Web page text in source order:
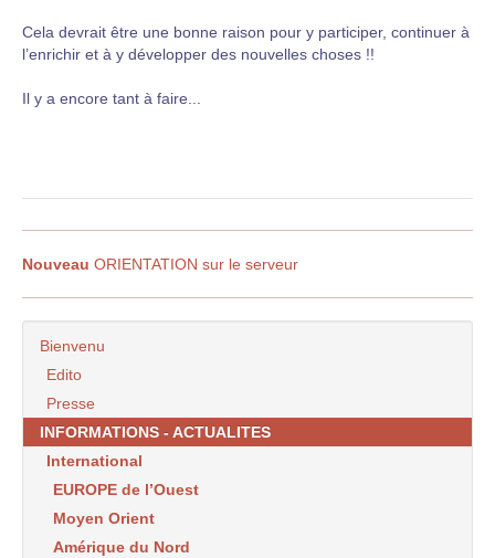
Cela devrait être une bonne raison pour y participer, continuer à
l’enrichir et à y développer des nouvelles choses !!
Il y a encore tant à faire...
Nouveau ORIENTATION sur le serveur
Bienvenu
Edito
Presse
INFORMATIONS - ACTUALITES
International
EUROPE de l’Ouest
Moyen Orient
Amérique du Nord